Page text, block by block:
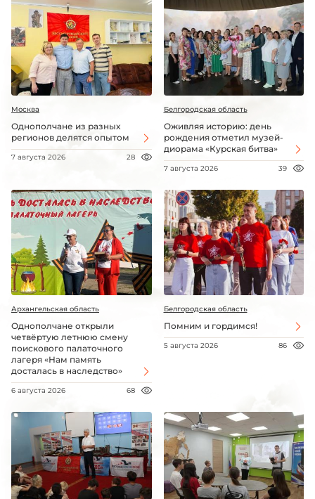
Москва
Однополчане из разных
регионов делятся опытом
7 августа 2026 28
Белгородская область
Оживляя историю: день
рождения отметил музей-
диорама «Курская битва»
7 августа 2026 39
Архангельская область
Однополчане открыли
четвёртую летнюю смену
поискового палаточного
лагеря «Нам память
досталась в наследство»
6 августа 2026 68
Белгородская область
Помним и гордимся!
5 августа 2026 86